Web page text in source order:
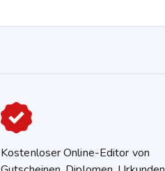
Kostenloser Online-Editor von